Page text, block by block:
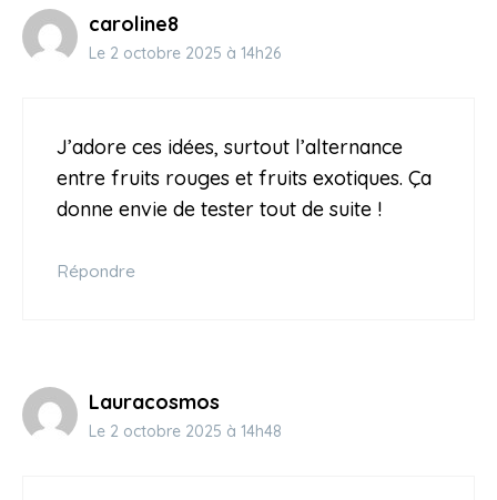
caroline8
Le 2 octobre 2025 à 14h26
J’adore ces idées, surtout l’alternance
entre fruits rouges et fruits exotiques. Ça
donne envie de tester tout de suite !
Répondre
Lauracosmos
Le 2 octobre 2025 à 14h48